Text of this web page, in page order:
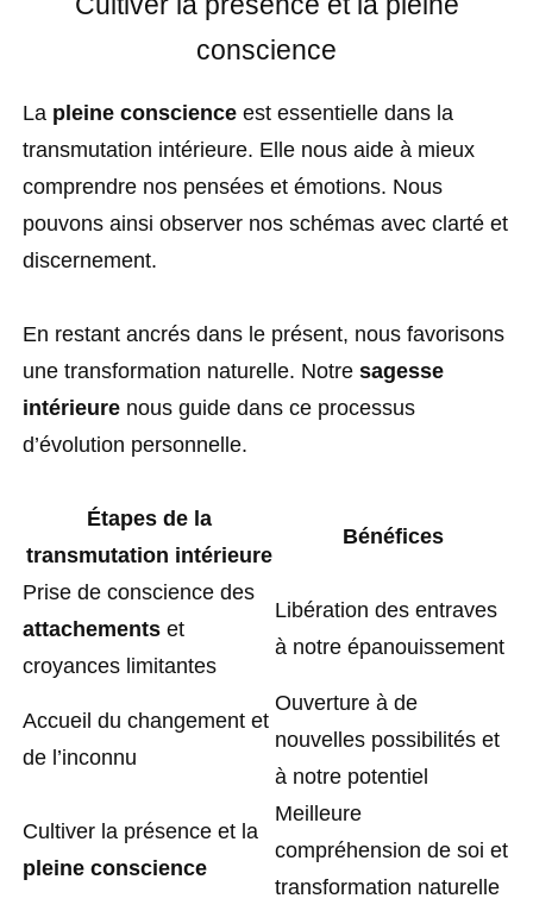
conscience
La pleine conscience est essentielle dans la
transmutation intérieure. Elle nous aide à mieux
comprendre nos pensées et émotions. Nous
pouvons ainsi observer nos schémas avec clarté et
discernement.
En restant ancrés dans le présent, nous favorisons
une transformation naturelle. Notre sagesse
intérieure nous guide dans ce processus
d’évolution personnelle.
Étapes de la
transmutation intérieure
Bénéfices
Prise de conscience des
attachements et
croyances limitantes
Libération des entraves
à notre épanouissement
Accueil du changement et
de l’inconnu
Ouverture à de
nouvelles possibilités et
à notre potentiel
Cultiver la présence et la
pleine conscience
Meilleure
compréhension de soi et
transformation naturelle